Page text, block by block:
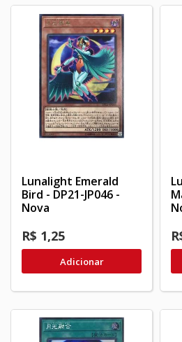
Lunalight Emerald
Bird - DP21-JP046 -
Nova
R$ 1,25
Adicionar